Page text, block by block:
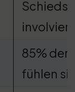
involviert
85% der
fühlen